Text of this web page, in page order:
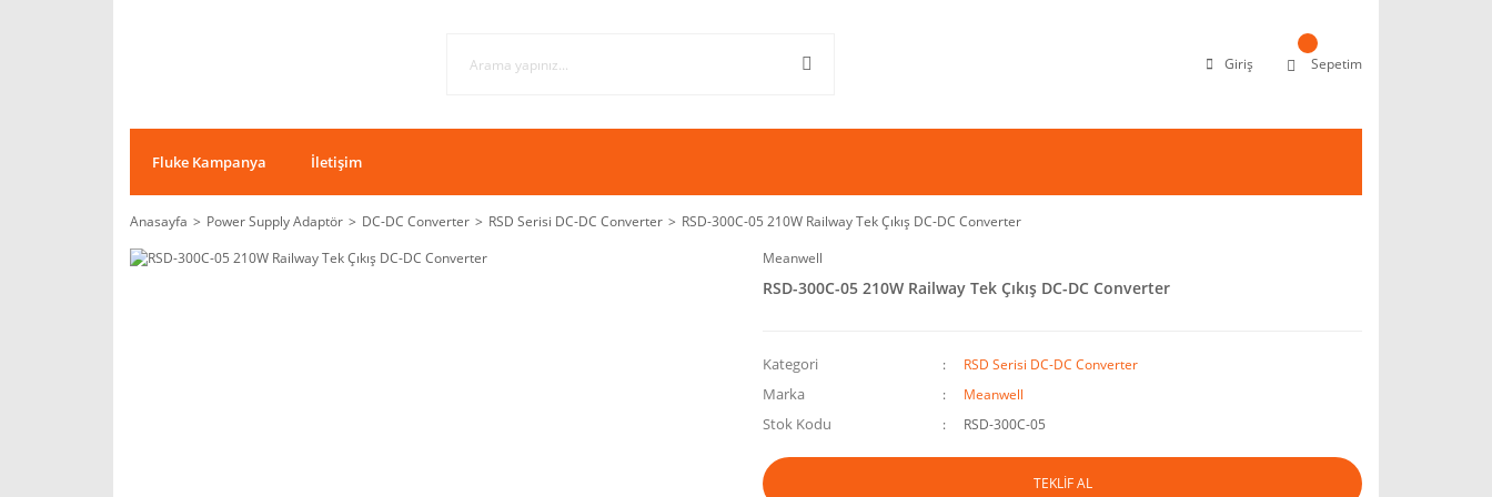
Giriş Sepetim
Fluke Kampanya İletişim
Anasayfa Power Supply Adaptör DC-DC Converter RSD Serisi DC-DC Converter
RSD-300C-05 210W Railway Tek Çıkış DC-DC Converter
Meanwell
RSD-300C-05 210W Railway Tek Çıkış DC-DC Converter
Kategori RSD Serisi DC-DC Converter
Marka Meanwell
Stok Kodu RSD-300C-05
TEKLİF AL